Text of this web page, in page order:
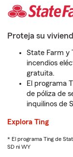
Proteja su
State Farm y
incendios
gratuita.
El programa
de póliza de
inquilinos de
Explora Ting
* El programa Ting de
SD ni WY